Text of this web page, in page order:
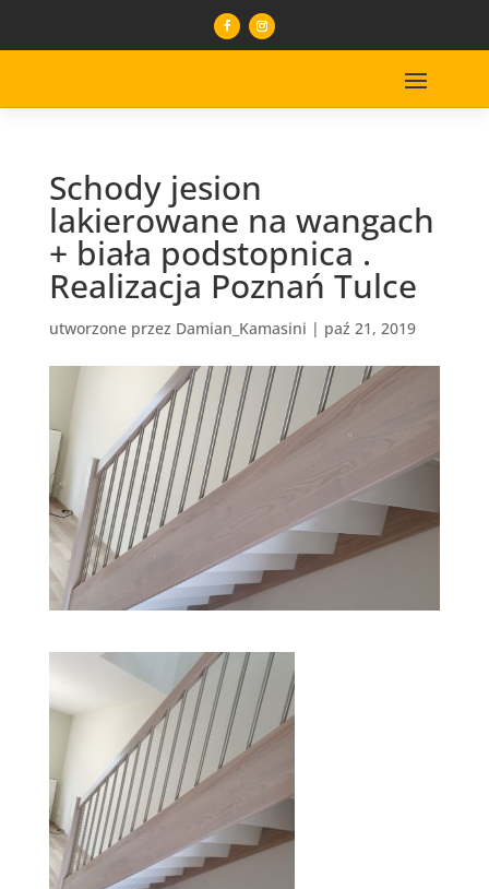
Schody jesion
lakierowane na wangach
+ biała podstopnica .
Realizacja Poznań Tulce
utworzone przez Damian_Kamasini | paź 21, 2019